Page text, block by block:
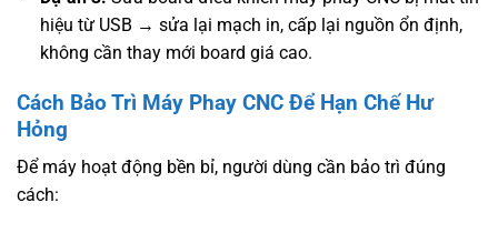
hiệu từ USB → sửa lại mạch in, cấp lại nguồn ổn định,
không cần thay mới board giá cao.
Cách Bảo Trì Máy Phay CNC Để Hạn Chế Hư
Hỏng
Để máy hoạt động bền bỉ, người dùng cần bảo trì đúng
cách: